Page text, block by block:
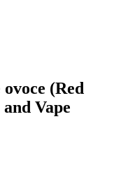
(Red
Vape